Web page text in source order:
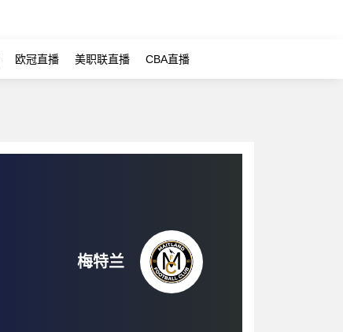
欧冠直播 美职联直播 CBA直播
梅特兰